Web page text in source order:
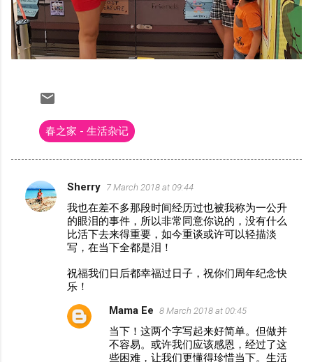
春之家 - 生活杂记
C
Sherry 7 March 2018 at 09:44
我也在差不多那段时间经历过也被我称为一公升
的眼泪的事件，所以非常同意你说的，没有什么
比活下去来得重要，如今重谈或许可以轻描淡
写，在当下全都是泪！
祝福我们日后都幸福过日子，祝你们周年纪念快
乐！
Mama Ee 8 March 2018 at 00:45
当下！这两个字写起来好简单。但做并
不容易。或许我们应该感恩，经过了这
些困难，让我们更懂得珍惜当下。生活